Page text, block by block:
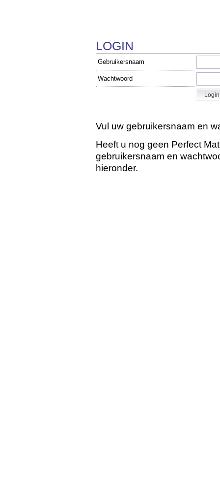
LOGIN
Gebruikersnaam
Wachtwoord
Vul uw gebruikersnaam en
Heeft u nog geen Perfect
gebruikersnaam en
hieronder.